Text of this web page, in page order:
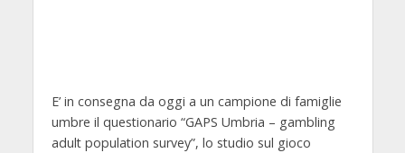
E’ in consegna da oggi a un campione di famiglie
umbre il questionario “GAPS Umbria – gambling
adult population survey”, lo studio sul gioco